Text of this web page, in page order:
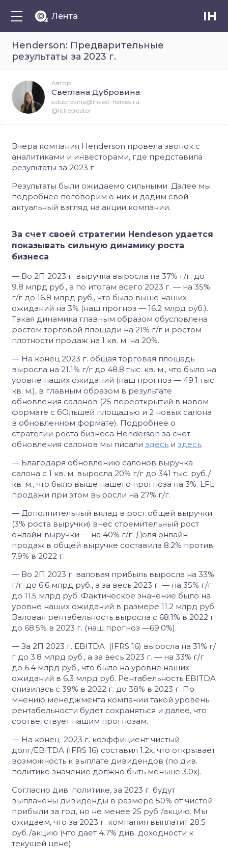
Лента IH
Henderson: Предварительные
результаты за 2023 г.
Вчера компания Henderson провела звонок с
аналитиками и инвесторами, где представила
результаты за 2023 г.
Результаты были ожидаемо сильными. Далее мы
подробнее поговорим о них и дадим свой
актуальный взгляд на акции компании.
За счет своей стратегии Hendeson удается
показывать сильную динамику роста
бизнеса
— Во 2П 2023 г. выручка выросла на 37% г/г. до
9.8 млрд руб., а по итогам всего 2023 г. — на 35%
г/г до 16.8 млрд руб., что было выше наших
ожиданий на 3% (наш прогноз — 16.2 млрд руб.).
Такая динамика главным образом обусловлена
ростом торговой площади на 21% г/г и ростом
плотности продаж на 1 кв. м. на 20%.
— На конец 2023 г. общая торговая площадь
выросла на 21.1% г/г до 48.8 тыс. кв. м., что было на
уровне наших ожиданий (наш прогноз — 49.1 тыс.
кв. м.), в главным образом в результате
обновления салонов (25 переоткрытий в новом
формате с бОльшей площадью и 2 новых салона
в обновленном формате). Подробнее о
стратегии роста бизнеса Henderson за счет
обновления салонов мы писали здесь и здесь.
— Благодаря обновлению салонов выручка
салона с 1 кв. м. выросла 20% г/г до 341 тыс. руб./
кв. м., что было выше нашего прогноза на 3%. LFL
продажи при этом выросли на 27% г/г.
— Дополнительный вклад в рост общей выручки
(3% роста выручки) внес стремительный рост
онлайн-выручки — на 40% г/г. Доля онлайн-
продаж в общей выручке составила 8.2% против
7.9% в 2022 г.
— Во 2П 2023 г. валовая прибыль выросла на 33%
г/г. до 6.6 млрд руб., а за весь 2023 г. — на 35% г/г
до 11.5 млрд руб. Фактическое значение было на
уровне наших ожиданий в размере 11.2 млрд руб.
Валовая рентабельность выросла с 68.1% в 2022 г.
до 68.5% в 2023 г. (наш прогноз —69.0%).
— За 2П 2023 г. EBITDA (IFRS 16) выросла на 31% г/
г до 3.8 млрд руб., а за весь 2023 г. — на 33% г/г
до 6.4 млрд руб., что было на уровне наших
ожиданий в 6.3 млрд руб. Рентабельность EBITDA
снизилась с 39% в 2022 г. до 38% в 2023 г. По
мнению менеджмента компании такой уровень
рентабельности будет сохраняться и далее, что
соответствует нашим прогнозам.
— На конец 2023 г. коэффициент чистый
долг/EBITDA (IFRS 16) составил 1.2х, что открывает
возможность к выплате дивидендов (по див.
политике значение должно быть меньше 3.0х).
Согласно див. политике, за 2023 г. будут
выплачены дивиденды в размере 50% от чистой
прибыли за год, но не менее 25 руб./акцию. Мы
ожидаем, что за 2023 г. компания выплатит 28.5
руб./акцию (что дает 4.7% див. доходности к
текущей цене).
Автор
Светлана Дубровина
s.dubrovina@invest-heroes.ru
@littlecreator